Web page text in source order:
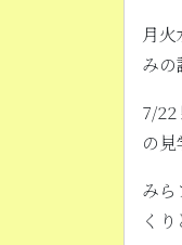
月
みの
7/22
の見
みら
くり